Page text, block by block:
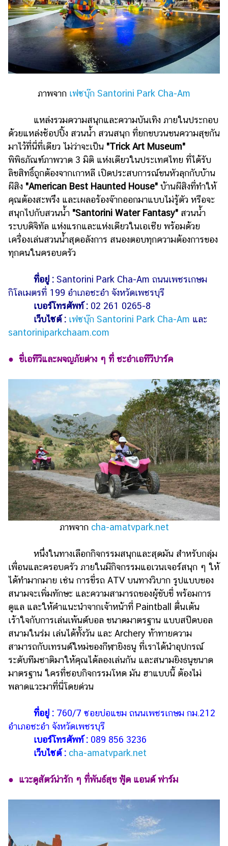
ภาพจาก เฟซบุ๊ก Santorini Park Cha-Am
แหล่งรวมความสนุกและความบันเทิง ภายในประกอบ
ด้วยแหล่งช้อปปิ้ง สวนน้ำ สวนสนุก ที่ยกขบวนขนความสุขกัน
มาไว้ที่นี่ที่เดียว ไม่ว่าจะเป็น "Trick Art Museum"
พิพิธภัณฑ์ภาพวาด 3 มิติ แห่งเดียวในประเทศไทย ที่ได้รับ
ลิขสิทธิ์ถูกต้องจากเกาหลี เปิดประสบการณ์ขนหัวลุกกับบ้าน
ผีสิง "American Best Haunted House" บ้านผีสิงที่ทำให้
คุณต้องสะพรึง และเผลอร้องจ๊ากออกมาแบบไม่รู้ตัว หรือจะ
สนุกไปกับสวนน้ำ "Santorini Water Fantasy" สวนน้ำ
ระบบดิจิทัล แห่งแรกและแห่งเดียวในเอเชีย พร้อมด้วย
เครื่องเล่นสวนน้ำสุดอลังการ สนองตอบทุกความต้องการของ
ทุกคนในครอบครัว
ที่อยู่ : Santorini Park Cha-Am ถนนเพชรเกษม
กิโลเมตรที่ 199 อำเภอชะอำ จังหวัดเพชรบุรี
เบอร์โทรศัพท์ : 02 261 0265-8
เว็บไซต์ : เฟซบุ๊ก Santorini Park Cha-Am และ
santoriniparkchaam.com
● ขี่เอทีวีและผจญภัยต่าง ๆ ที่ ชะอำเอทีวีปาร์ค
ภาพจาก cha-amatvpark.net
หนึ่งในทางเลือกกิจกรรมสนุกและสุดมัน สำหรับกลุ่ม
เพื่อนและครอบครัว ภายในมีกิจกรรมแอเวนเจอร์สนุก ๆ ให้
ได้ทำมากมาย เช่น การขี่รถ ATV บนทางวิบาก รูปแบบของ
สนามจะเพิ่มทักษะ และความสามารถของผู้ขับขี่ พร้อมการ
ดูแล และให้คำแนะนำจากเจ้าหน้าที่ Paintball ตื่นเต้น
เร้าใจกับการเล่นเพ้นต์บอล ขนาดมาตรฐาน แบบสปีดบอล
สนามในร่ม เล่นได้ทั้งวัน และ Archery ท้าทายความ
สามารถกับเทรนด์ใหม่ของกีฬายิงธนู ที่เราได้นำอุปกรณ์
ระดับทีมชาติมาให้คุณได้ลองเล่นกัน และสนามยิงธนูขนาด
มาตรฐาน ใครที่ชอบกิจกรรมโหด มัน ฮาแบบนี้ ต้องไม่
พลาดแวะมาที่นี่โดยด่วน
ที่อยู่ : 760/7 ซอยบ่อแขม ถนนเพชรเกษม กม.212
อำเภอชะอำ จังหวัดเพชรบุรี
เบอร์โทรศัพท์ : 089 856 3236
เว็บไซต์ : cha-amatvpark.net
● แวะดูสัตว์น่ารัก ๆ ที่พันธ์สุข ฟู้ด แอนด์ ฟาร์ม